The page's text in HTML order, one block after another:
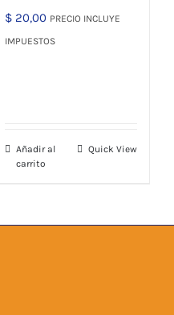
$20,00 PRECIO INCLUYE
IMPUESTOS
Añadir al
carrito
Quick View